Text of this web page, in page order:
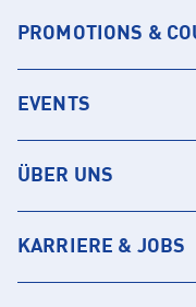
PROMOTIONS &
EVENTS
ÜBER UNS
KARRIERE & JOBS